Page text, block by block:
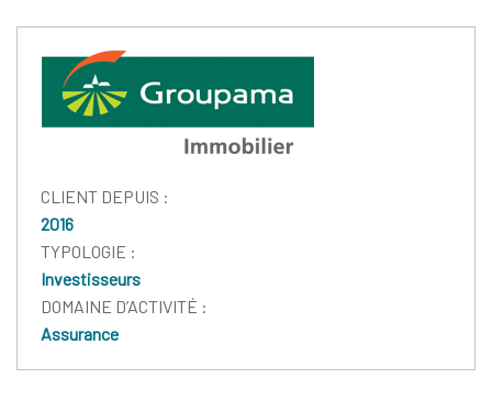
CLIENT DEPUIS :
2016
TYPOLOGIE :
Investisseurs
DOMAINE D’ACTIVITÉ :
Assurance